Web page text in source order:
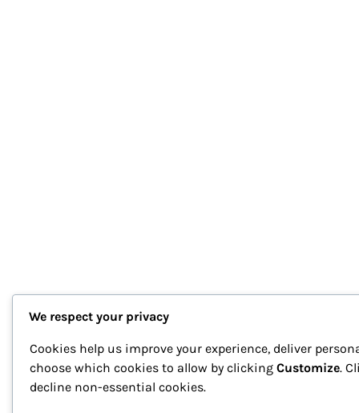
We respect your privacy
Cookies help us improve your experience, deliver
choose which cookies to allow by clicking Customize.
decline non-essential cookies.